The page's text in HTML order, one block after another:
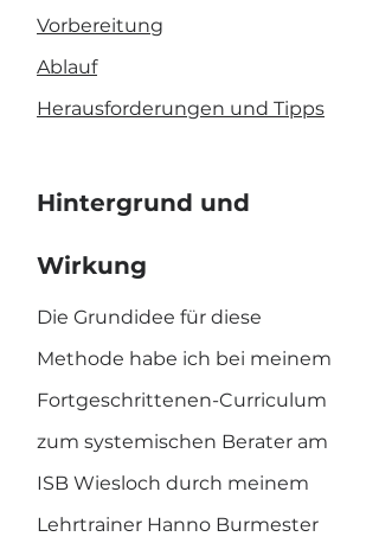
Vorbereitung
Ablauf
Herausforderungen und Tipps
Hintergrund und
Wirkung
Die Grundidee für diese
Methode habe ich bei meinem
Fortgeschrittenen-Curriculum
zum systemischen Berater am
ISB Wiesloch durch meinem
Lehrtrainer Hanno Burmester